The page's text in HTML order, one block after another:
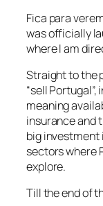
Fica para
was officially
where I am
Straight to the
“sell
meaning
insurance and
big investment
sectors where
explore.
Till the end of